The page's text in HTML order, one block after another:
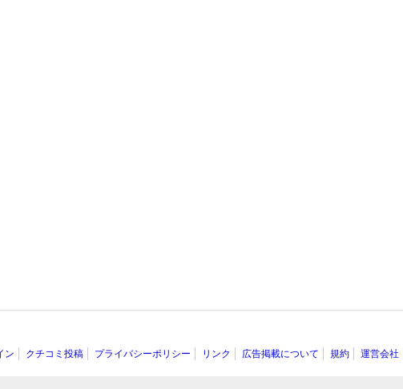
ン クチコミ投稿 プライバシーポリシー リンク 広告掲載について 規約 運営会社